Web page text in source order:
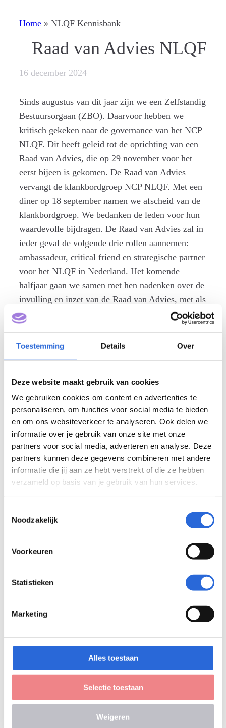
Toestemming Details Over
Deze website maakt gebruik van cookies
We gebruiken cookies om content en advertenties te
personaliseren, om functies voor social media te bieden
en om ons websiteverkeer te analyseren. Ook delen we
informatie over je gebruik van onze site met onze
partners voor social media, adverteren en analyse. Deze
partners kunnen deze gegevens combineren met andere
informatie die jij aan ze hebt verstrekt of die ze hebben
verzameld op basis van je gebruik van hun services.
Noodzakelijk
Voorkeuren
Statistieken
Marketing
Alles toestaan
Selectie toestaan
Weigeren
Home » NLQF Kennisbank
Raad van Advies NLQF
16 december 2024
Sinds augustus van dit jaar zijn we een Zelfstandig
Bestuursorgaan (ZBO). Daarvoor hebben we
kritisch gekeken naar de governance van het NCP
NLQF. Dit heeft geleid tot de oprichting van een
Raad van Advies, die op 29 november voor het
eerst bijeen is gekomen. De Raad van Advies
vervangt de klankbordgroep NCP NLQF. Met een
diner op 18 september namen we afscheid van de
klankbordgroep. We bedanken de leden voor hun
waardevolle bijdragen. De Raad van Advies zal in
ieder geval de volgende drie rollen aannemen:
ambassadeur, critical friend en strategische partner
voor het NLQF in Nederland. Het komende
halfjaar gaan we samen met hen nadenken over de
invulling en inzet van de Raad van Advies, met als
doel om onze strategie verder te versterken en
De leden van de Raad van Advies van het NCP
Ciel Stevens, NRTO
Jurriën Koops, Algemene Bond
Uitzendondernemingen (ABU)
Marian Thunissen, Fontys en Universiteit Utrecht